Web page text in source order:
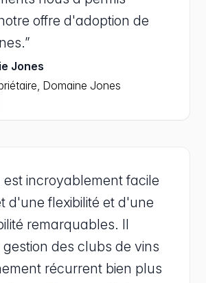
offre d'adoption de
Jones
Domaine Jones
est incroyablement facile
d'une flexibilité et d'une
remarquables. Il
gestion des clubs de vins
récurrent bien plus